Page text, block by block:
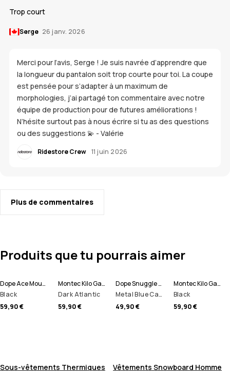
Trop court
Serge 26 janv. 2026
Merci pour l’avis, Serge ! Je suis navrée d’apprendre que
la longueur du pantalon soit trop courte pour toi. La coupe
est pensée pour s’adapter à un maximum de
morphologies, j’ai partagé ton commentaire avec notre
équipe de production pour de futures améliorations !
N’hésite surtout pas à nous écrire si tu as des questions
ou des suggestions 💫 - Valérie
Ridestore Crew 11 juin 2026
Plus de commentaires
Produits que tu pourrais aimer
Dope Ace Moufles
Black
59,90 €
Montec Kilo Gants de Ski
Dark Atlantic
59,90 €
Dope Snuggle Pantalon thermique Homme
Metal Blue Camo
49,90 €
Montec Kilo Gants de Ski
Black
59,90 €
Sous-vêtements Thermiques
Vêtements Snowboard Homme